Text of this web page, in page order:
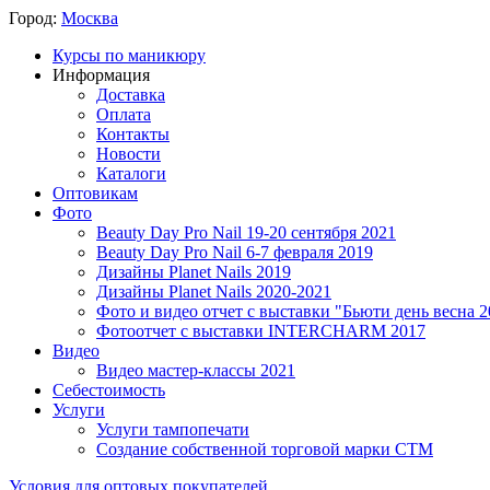
Город: Москва
Курсы по маникюру
Информация
Доставка
Оплата
Контакты
Новости
Каталоги
Оптовикам
Фото
Beauty Day Pro Nail 19-20 сентября 2021
Beauty Day Pro Nail 6-7 февраля 2019
Дизайны Planet Nails 2019
Дизайны Planet Nails 2020-2021
Фото и видео отчет с выставки "Бьюти день весна
Фотоотчет с выставки INTERCHARM 2017
Видео
Видео мастер-классы 2021
Себестоимость
Услуги
Услуги тампопечати
Создание собственной торговой марки СТМ
Условия для оптовых покупателей